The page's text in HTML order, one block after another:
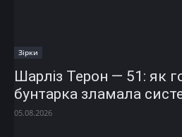
Зірки
Шарліз Терон — 51: як
бунтарка зламала
05.08.2026